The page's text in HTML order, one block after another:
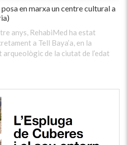
en marxa un centre cultural a
anys, RehabiMed ha estat
a Tell Baya’a, en la
de la ciutat de l’edat